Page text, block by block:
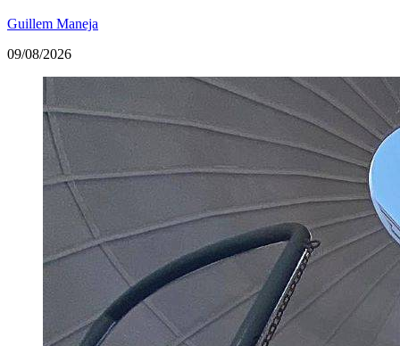
Guillem Maneja
09/08/2026